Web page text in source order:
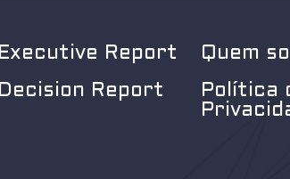
Executive Report
Decision Report
Quem
Política